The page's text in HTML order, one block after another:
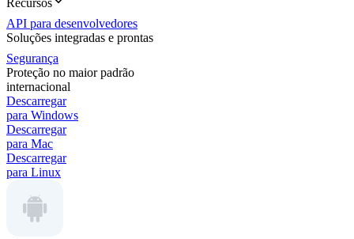
Recursos
API para desenvolvedores
Soluções integradas e prontas
Segurança
Proteção no maior padrão
internacional
Descarregar
para Windows
Descarregar
para Mac
Descarregar
para Linux